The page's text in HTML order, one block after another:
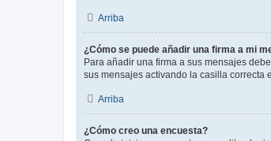
Arriba
¿Cómo se puede añadir una firma a mi
Para añadir una firma a sus mensajes
sus mensajes activando la casilla correcta
Arriba
¿Cómo creo una encuesta?